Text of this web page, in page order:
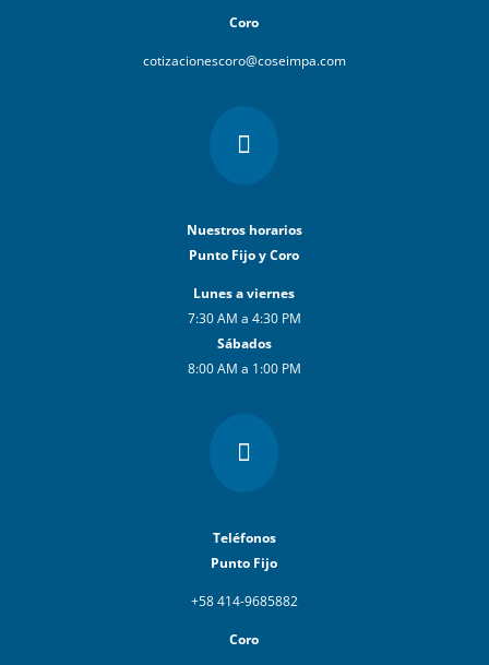
Coro
cotizacionescoro@coseimpa.com

Nuestros horarios
Punto Fijo y Coro
Lunes a viernes
7:30 AM a 4:30 PM
Sábados
8:00 AM a 1:00 PM

Teléfonos
Punto Fijo
+58 414-9685882
Coro